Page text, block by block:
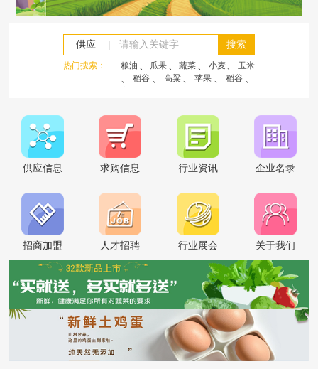
供应 搜索
热门搜索： 粮油 、 瓜果 、 蔬菜 、 小麦、 玉米
、 稻谷 、 高粱 、 苹果 、 稻谷 、
供应信息 求购信息 行业资讯 企业名录
招商加盟 人才招聘 行业展会 关于我们